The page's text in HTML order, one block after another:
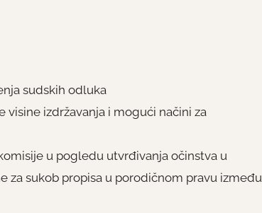
sudskih odluka
izdržavanja i mogući načini za
u pogledu utvrđivanja očinstva u
za sukob propisa u porodičnom pravu između